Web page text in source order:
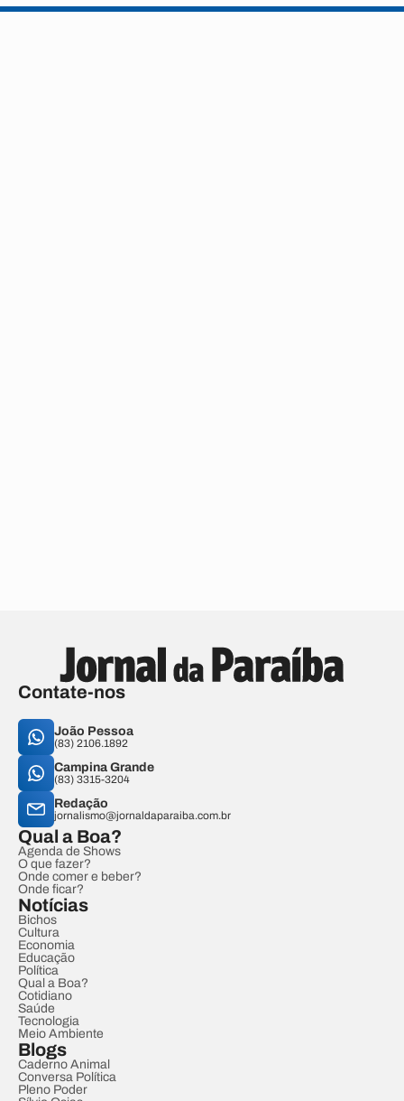
Contate-nos
João Pessoa
(83) 2106.1892
Campina Grande
(83) 3315-3204
Redação
jornalismo@jornaldaparaiba.com.br
Qual a Boa?
Agenda de Shows
O que fazer?
Onde comer e beber?
Onde ficar?
Notícias
Bichos
Cultura
Economia
Educação
Política
Qual a Boa?
Cotidiano
Saúde
Tecnologia
Meio Ambiente
Blogs
Caderno Animal
Conversa Política
Pleno Poder